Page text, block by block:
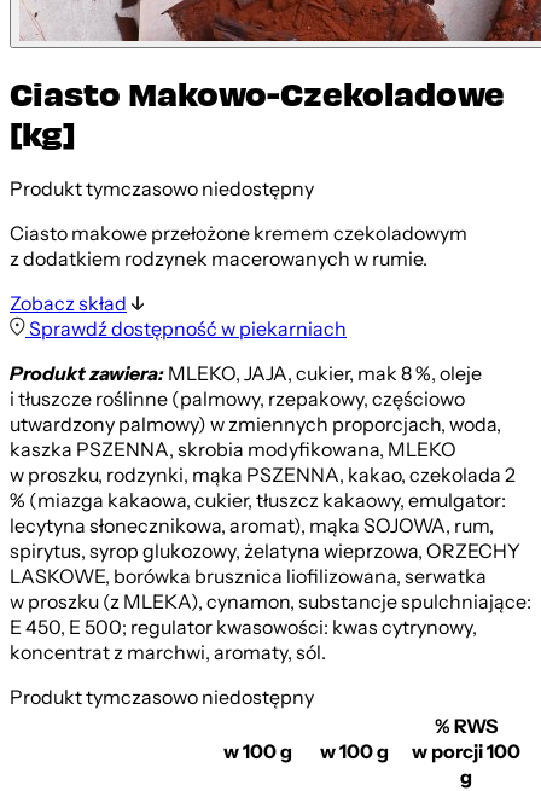
Ciasto Makowo-Czekoladowe
[kg]
Produkt tymczasowo niedostępny
Ciasto makowe przełożone kremem czekoladowym
z dodatkiem rodzynek macerowanych w rumie.
Zobacz skład
Sprawdź dostępność w piekarniach
Produkt zawiera:MLEKO, JAJA, cukier, mak 8 %, oleje
i tłuszcze roślinne (palmowy, rzepakowy, częściowo
utwardzony palmowy) w zmiennych proporcjach, woda,
kaszka PSZENNA, skrobia modyfikowana, MLEKO
w proszku, rodzynki, mąka PSZENNA, kakao, czekolada 2
% (miazga kakaowa, cukier, tłuszcz kakaowy, emulgator:
lecytyna słonecznikowa, aromat), mąka SOJOWA, rum,
spirytus, syrop glukozowy, żelatyna wieprzowa, ORZECHY
LASKOWE, borówka brusznica liofilizowana, serwatka
w proszku (z MLEKA), cynamon, substancje spulchniające:
E 450, E 500; regulator kwasowości: kwas cytrynowy,
koncentrat z marchwi, aromaty, sól.
Produkt tymczasowo niedostępny
w 100 g w 100 g
% RWS
w porcji 100
g